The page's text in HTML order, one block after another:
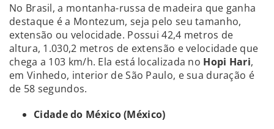
No Brasil, a montanha-russa de madeira que ganha
destaque é a Montezum, seja pelo seu tamanho,
extensão ou velocidade. Possui 42,4 metros de
altura, 1.030,2 metros de extensão e velocidade que
chega a 103 km/h. Ela está localizada no Hopi Hari,
em Vinhedo, interior de São Paulo, e sua duração é
de 58 segundos.
Cidade do México (México)